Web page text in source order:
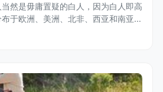
然是毋庸置疑的白人，因为白人即高
于欧洲、美洲、北非、西亚和南亚，
是白人，不是只有金发碧眼的才叫白